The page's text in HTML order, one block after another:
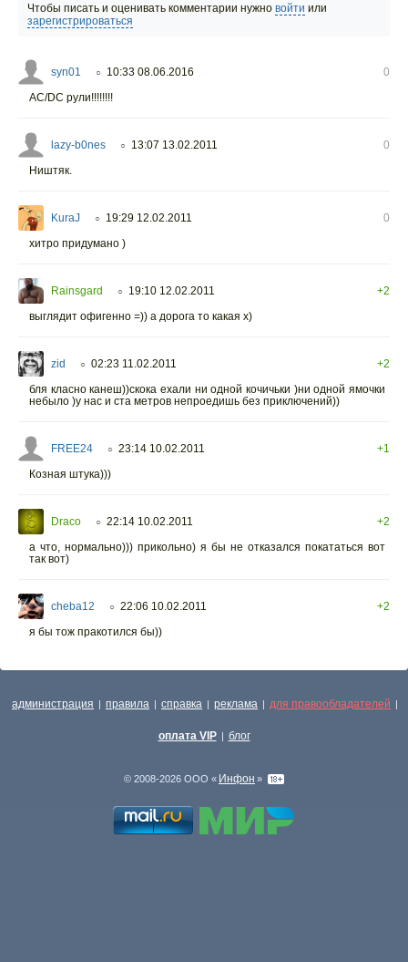
Чтобы писать и оценивать комментарии нужно войти или
зарегистрироваться
syn01 ○ 10:33 08.06.2016
0
AC/DC рули!!!!!!!!
lazy-b0nes ○ 13:07 13.02.2011
0
Ништяк.
KuraJ ○ 19:29 12.02.2011
0
хитро придумано )
Rainsgard ○ 19:10 12.02.2011
+2
выглядит офигенно =)) а дорога то какая x)
zid ○ 02:23 11.02.2011
+2
бля класно канеш))скока ехали ни одной кочичьки )ни одной ямочки
небыло )у нас и ста метров непроедишь без приключений))
FREE24 ○ 23:14 10.02.2011
+1
Козная штука)))
Draco ○ 22:14 10.02.2011
+2
а что, нормально))) прикольно) я бы не отказался покататься вот
так вот)
cheba12 ○ 22:06 10.02.2011
+2
я бы тож пракотился бы))
администрация | правила | справка | реклама | для правообладателей |
оплата VIP | блог
© 2008-2026 ООО « Инфон »